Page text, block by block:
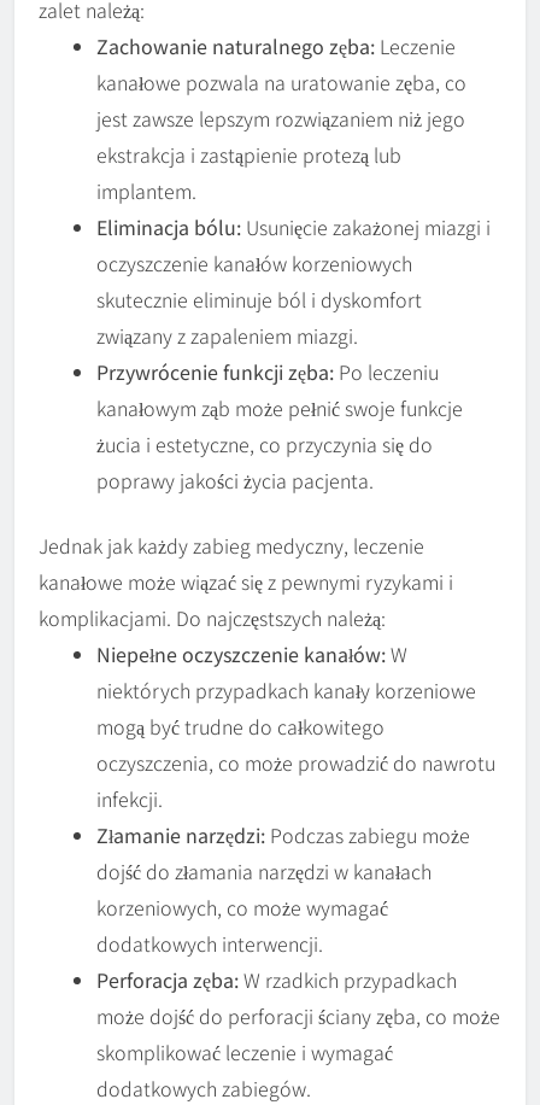
zalet należą:
Zachowanie naturalnego zęba: Leczenie
kanałowe pozwala na uratowanie zęba, co
jest zawsze lepszym rozwiązaniem niż jego
ekstrakcja i zastąpienie protezą lub
implantem.
Eliminacja bólu: Usunięcie zakażonej miazgi i
oczyszczenie kanałów korzeniowych
skutecznie eliminuje ból i dyskomfort
związany z zapaleniem miazgi.
Przywrócenie funkcji zęba: Po leczeniu
kanałowym ząb może pełnić swoje funkcje
żucia i estetyczne, co przyczynia się do
poprawy jakości życia pacjenta.
Jednak jak każdy zabieg medyczny, leczenie
kanałowe może wiązać się z pewnymi ryzykami i
komplikacjami. Do najczęstszych należą:
Niepełne oczyszczenie kanałów:W
niektórych przypadkach kanały korzeniowe
mogą być trudne do całkowitego
oczyszczenia, co może prowadzić do nawrotu
infekcji.
Złamanie narzędzi: Podczas zabiegu może
dojść do złamania narzędzi w kanałach
korzeniowych, co może wymagać
dodatkowych interwencji.
Perforacja zęba:W rzadkich przypadkach
może dojść do perforacji ściany zęba, co może
skomplikować leczenie i wymagać
dodatkowych zabiegów.